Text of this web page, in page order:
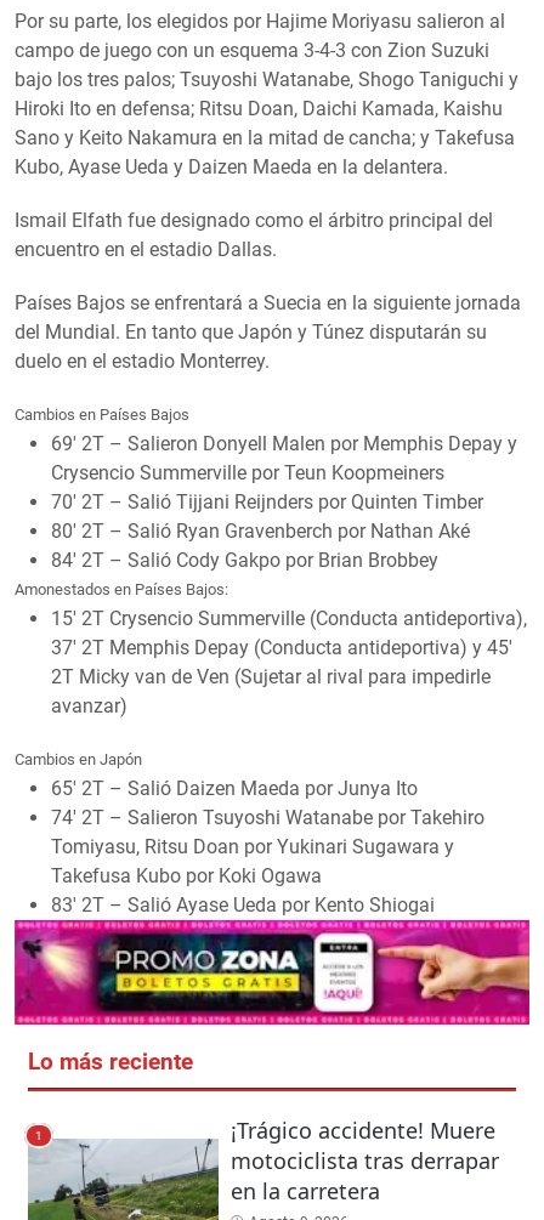
Por su parte, los elegidos por Hajime Moriyasu salieron al
campo de juego con un esquema 3-4-3 con Zion Suzuki
bajo los tres palos; Tsuyoshi Watanabe, Shogo Taniguchi y
Hiroki Ito en defensa; Ritsu Doan, Daichi Kamada, Kaishu
Sano y Keito Nakamura en la mitad de cancha; y Takefusa
Kubo, Ayase Ueda y Daizen Maeda en la delantera.
Ismail Elfath fue designado como el árbitro principal del
encuentro en el estadio Dallas.
Países Bajos se enfrentará a Suecia en la siguiente jornada
del Mundial. En tanto que Japón y Túnez disputarán su
duelo en el estadio Monterrey.
Cambios en Países Bajos
69′ 2T – Salieron Donyell Malen por Memphis Depay y
Crysencio Summerville por Teun Koopmeiners
70′ 2T – Salió Tijjani Reijnders por Quinten Timber
80′ 2T – Salió Ryan Gravenberch por Nathan Aké
84′ 2T – Salió Cody Gakpo por Brian Brobbey
Amonestados en Países Bajos:
15′ 2T Crysencio Summerville (Conducta antideportiva),
37′ 2T Memphis Depay (Conducta antideportiva) y 45′
2T Micky van de Ven (Sujetar al rival para impedirle
avanzar)
Cambios en Japón
65′ 2T – Salió Daizen Maeda por Junya Ito
74′ 2T – Salieron Tsuyoshi Watanabe por Takehiro
Tomiyasu, Ritsu Doan por Yukinari Sugawara y
Takefusa Kubo por Koki Ogawa
83′ 2T – Salió Ayase Ueda por Kento Shiogai
Lo más reciente
1
¡Trágico accidente! Muere
motociclista tras derrapar
en la carretera